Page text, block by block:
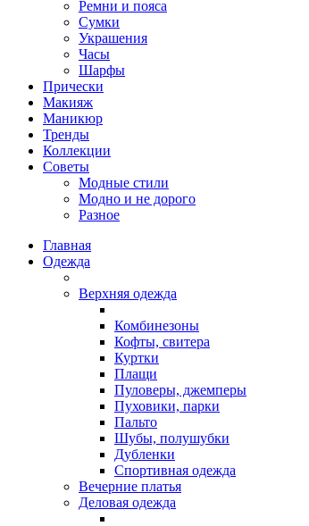
Ремни и пояса
Сумки
Украшения
Часы
Шарфы
Прически
Макияж
Маникюр
Тренды
Коллекции
Советы
Модные стили
Модно и не дорого
Разное
Главная
Одежда
Верхняя одежда
Комбинезоны
Кофты, свитера
Куртки
Плащи
Пуловеры, джемперы
Пуховики, парки
Пальто
Шубы, полушубки
Дубленки
Спортивная одежда
Вечерние платья
Деловая одежда